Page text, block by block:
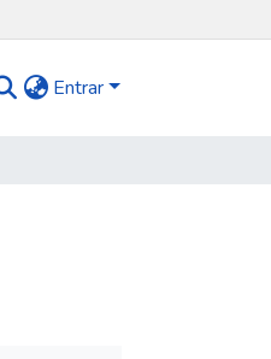
Entrar